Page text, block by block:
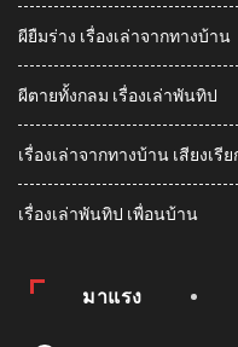
ผียืมร่าง เรื่องเล่าจากทางบ้าน
ผีตายทั้งกลม เรื่องเล่าพันทิป
เรื่องเล่าจากทางบ้าน เสียงเรี
เรื่องเล่าพันทิป เพื่อนบ้าน
มาแรง